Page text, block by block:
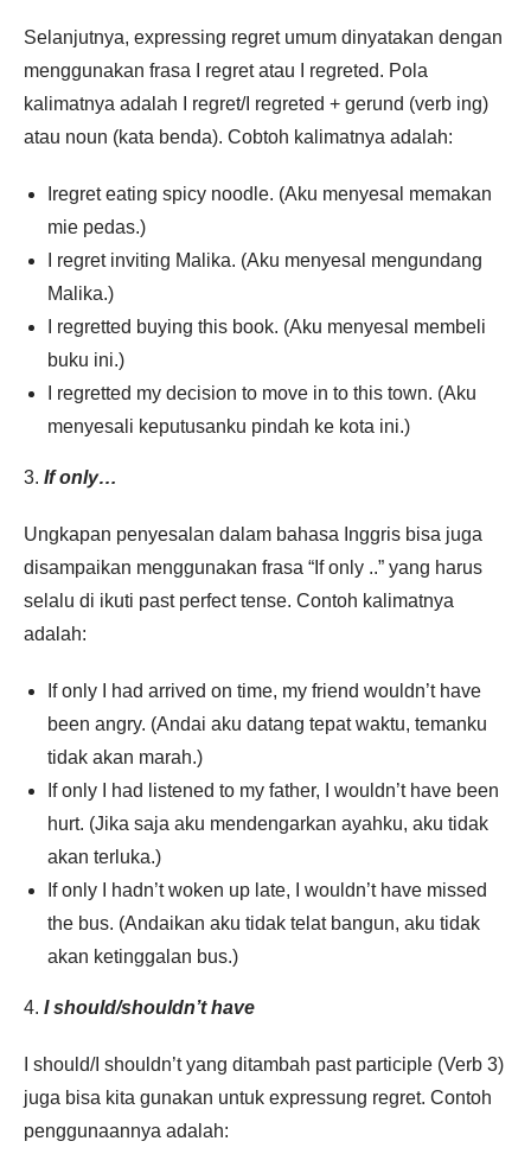
Selanjutnya, expressing regret umum dinyatakan dengan
menggunakan frasa I regret atau I regreted. Pola
kalimatnya adalah I regret/I regreted + gerund (verb ing)
atau noun (kata benda). Cobtoh kalimatnya adalah:
Iregret eating spicy noodle. (Aku menyesal memakan
mie pedas.)
I regret inviting Malika. (Aku menyesal mengundang
Malika.)
I regretted buying this book. (Aku menyesal membeli
buku ini.)
I regretted my decision to move in to this town. (Aku
menyesali keputusanku pindah ke kota ini.)
3. If only…
Ungkapan penyesalan dalam bahasa Inggris bisa juga
disampaikan menggunakan frasa “If only ..” yang harus
selalu di ikuti past perfect tense. Contoh kalimatnya
adalah:
If only I had arrived on time, my friend wouldn’t have
been angry. (Andai aku datang tepat waktu, temanku
tidak akan marah.)
If only I had listened to my father, I wouldn’t have been
hurt. (Jika saja aku mendengarkan ayahku, aku tidak
akan terluka.)
If only I hadn’t woken up late, I wouldn’t have missed
the bus. (Andaikan aku tidak telat bangun, aku tidak
akan ketinggalan bus.)
4. I should/shouldn’t have
I should/I shouldn’t yang ditambah past participle (Verb 3)
juga bisa kita gunakan untuk expressung regret. Contoh
penggunaannya adalah: